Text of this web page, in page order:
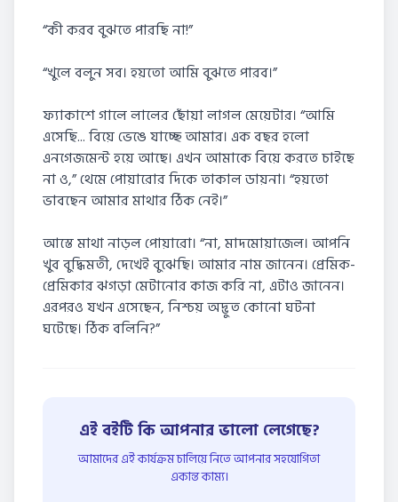
“কী করব বুঝতে পারছি না!”
“খুলে বলুন সব। হয়তো আমি বুঝতে পারব।”
ফ্যাকাশে গালে লালের ছোঁয়া লাগল মেয়েটার। “আমি
এসেছি... বিয়ে ভেঙে যাচ্ছে আমার। এক বছর হলো
এনগেজমেন্ট হয়ে আছে। এখন আমাকে বিয়ে করতে চাইছে
না ও,” থেমে পোয়ারোর দিকে তাকাল ডায়না। “হয়তো
ভাবছেন আমার মাথার ঠিক নেই।”
আস্তে মাথা নাড়ল পোয়ারো। “না, মাদমোয়াজেল। আপনি
খুব বুদ্ধিমতী, দেখেই বুঝেছি। আমার নাম জানেন। প্রেমিক-
প্রেমিকার ঝগড়া মেটানোর কাজ করি না, এটাও জানেন।
এরপরও যখন এসেছেন, নিশ্চয় অদ্ভুত কোনো ঘটনা
ঘটেছে। ঠিক বলিনি?”
এই বইটি কি আপনার ভালো লেগেছে?
আমাদের এই কার্যক্রম চালিয়ে নিতে আপনার সহযোগিতা
একান্ত কাম্য।